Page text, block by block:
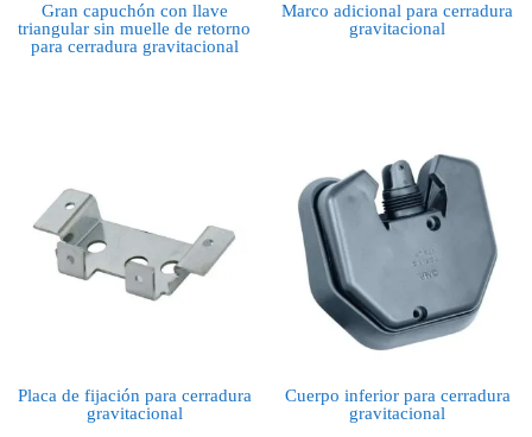
Gran capuchón con llave
triangular sin muelle de retorno
para cerradura gravitacional
Marco adicional para cerradura
gravitacional
Placa de fijación para cerradura
gravitacional
Cuerpo inferior para cerradura
gravitacional